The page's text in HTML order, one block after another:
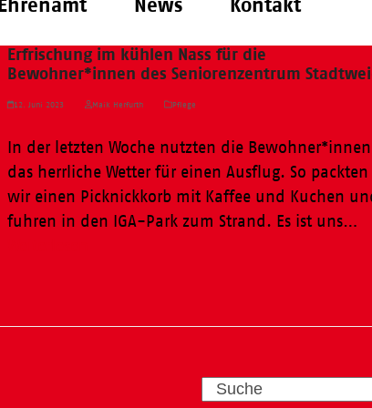
Ehrenamt News Kontakt
Erfrischung im kühlen Nass für die
Bewohner*innen des Seniorenzentrum
12. Juni 2023 Maik Herfurth Pflege
In der letzten Woche nutzten die Bewohner*innen
das herrliche Wetter für einen Ausflug. So packten
wir einen Picknickkorb mit Kaffee und Kuchen
fuhren in den IGA-Park zum Strand. Es ist uns…
Search